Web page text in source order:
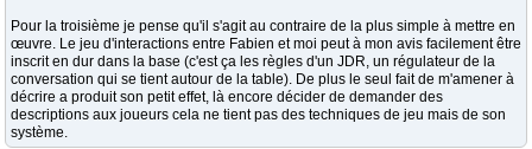
Pour la troisième je pense qu'il s'agit au contraire de la plus simple à mettre en
œuvre. Le jeu d'interactions entre Fabien et moi peut à mon avis facilement être
inscrit en dur dans la base (c'est ça les règles d'un JDR, un régulateur de la
conversation qui se tient autour de la table). De plus le seul fait de m'amener à
décrire a produit son petit effet, là encore décider de demander des
descriptions aux joueurs cela ne tient pas des techniques de jeu mais de son
système.